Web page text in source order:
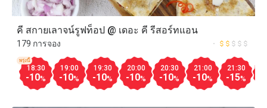
คี สกายเลาจน์รูฟท็อป @ เดอะ คี รีสอร์ทแอน
179 การจอง
18:30
-10%
พรุ่งนี้
19:00
-10%
19:30
-10%
20:00
-10%
20:30
-10%
21:00
-10%
21:30
-15%